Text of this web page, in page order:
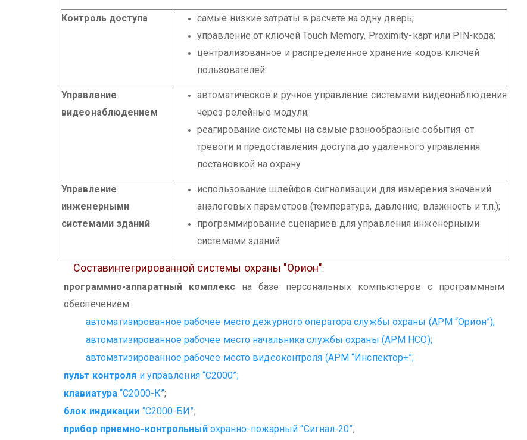
Контроль доступа
самые низкие затраты в расчете на одну дверь;
управление от ключей Touch Memory, Proximity-карт или PIN-кода;
централизованное и распределенное хранение кодов ключей
пользователей
Управление
видеонаблюдением
автоматическое и ручное управление системами видеонаблюдения
через релейные модули;
реагирование системы на самые разнообразные события: от
тревоги и предоставления доступа до удаленного управления
постановкой на охрану
Управление
инженерными
системами зданий
использование шлейфов сигнализации для измерения значений
аналоговых параметров (температура, давление, влажность и т.п.);
программирование сценариев для управления инженерными
системами зданий
Составинтегрированной системы охраны "Орион":
программно-аппаратный комплексна базе персональных компьютеров с программным
обеспечением:
автоматизированное рабочее место дежурного оператора службы охраны (АРМ “Орион”);
автоматизированное рабочее место начальника службы охраны (АРМ НСО);
автоматизированное рабочее место видеоконтроля (АРМ “Инспектор+”;
пульт контроля и управления “С2000”;
клавиатура “С2000-К”;
блок индикации “С2000-БИ”;
прибор приемно-контрольный охранно-пожарный “Сигнал-20”;